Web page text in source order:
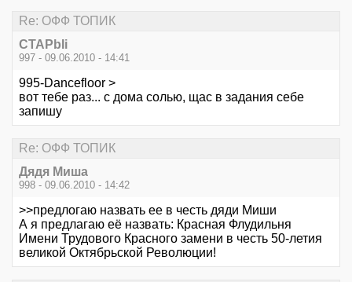
Re: ОФФ ТОПИК
CTAPbIi
997 - 09.06.2010 - 14:41
995-Dancefloor >
вот тебе раз... с дома солью, щас в задания себе
запишу
Re: ОФФ ТОПИК
Дядя Миша
998 - 09.06.2010 - 14:42
>>предлогаю назвать ее в честь дяди Миши
А я предлагаю её назвать: Красная Флудильня
Имени Трудового Красного замени в честь 50-летия
великой Октябрьской Революции!